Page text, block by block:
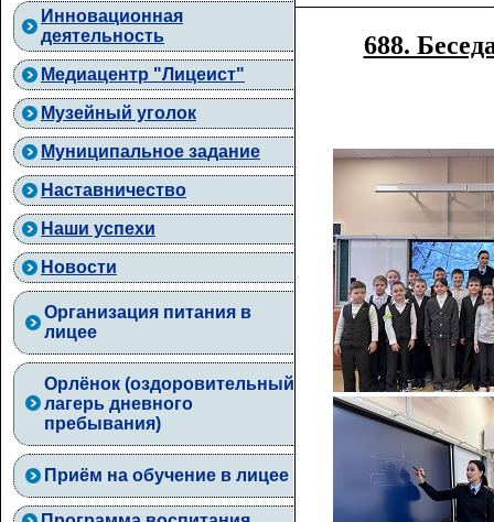
Инновационная
деятельность
Медиацентр "Лицеист"
Музейный уголок
Муниципальное задание
Наставничество
Наши успехи
Новости
Организация питания в
лицее
Орлёнок (оздоровительный
лагерь дневного
пребывания)
Приём на обучение в лицее
688.